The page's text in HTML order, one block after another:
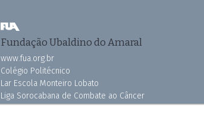
Fundação Ubaldino do Amaral
www.fua.org.br
Colégio Politécnico
Lar Escola Monteiro Lobato
Liga Sorocabana de Combate ao Câncer
Vila dos Velhinhos